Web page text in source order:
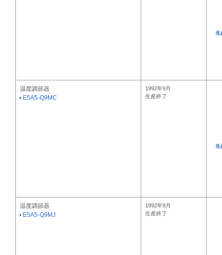
生
温度調節器
E5A5-Q9MC
1992年9月
生産終了
生
温度調節器
E5A5-Q9MJ
1992年9月
生産終了